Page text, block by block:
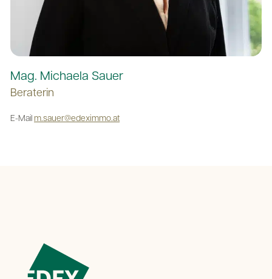
Mag. Michaela Sauer
Beraterin
E-Mail m.sauer@edeximmo.at